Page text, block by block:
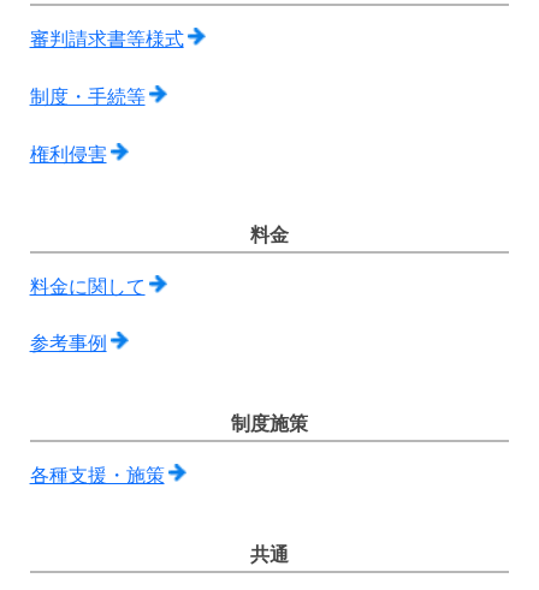
審判請求書等様式
制度・手続等
権利侵害
料金
料金に関して
参考事例
制度施策
各種支援・施策
共通